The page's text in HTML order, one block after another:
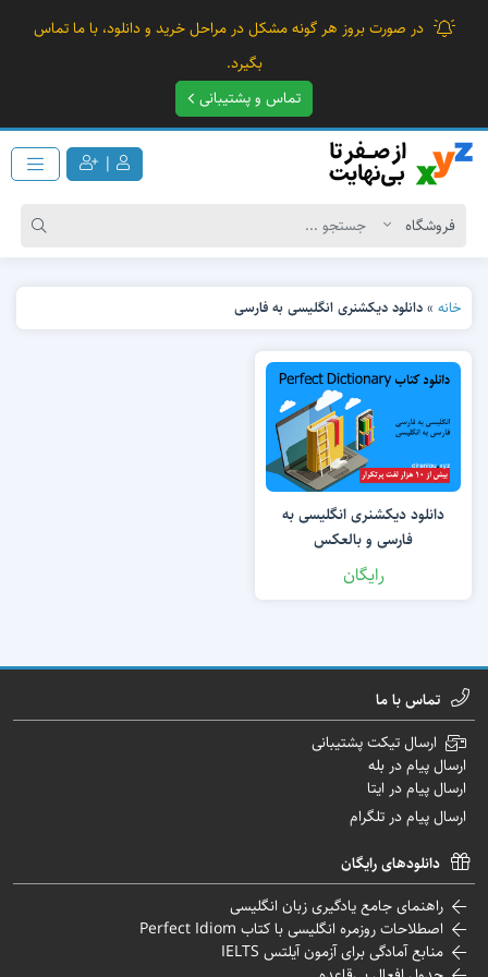
در صورت بروز هر گونه مشکل در مراحل خرید و دانلود، با ما تماس
بگیرد.
تماس و پشتیبانی
|
خانه » دانلود دیکشنری انگلیسی به فارسی
دانلود دیکشنری انگلیسی به
فارسی و بالعکس
رایگان
تماس با ما
ارسال تیکت پشتیبانی
ارسال پیام در بله
ارسال پیام در ایتا
ارسال پیام در تلگرام
دانلودهای رایگان
راهنمای جامع یادگیری زبان انگلیسی
اصطلاحات روزمره انگلیسی با کتاب Perfect Idiom
منابع آمادگی برای آزمون آیلتس IELTS